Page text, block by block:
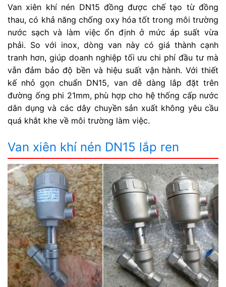
Van xiên khí nén DN15 đồng được chế tạo từ đồng
thau, có khả năng chống oxy hóa tốt trong môi trường
nước sạch và làm việc ổn định ở mức áp suất vừa
phải. So với inox, dòng van này có giá thành cạnh
tranh hơn, giúp doanh nghiệp tối ưu chi phí đầu tư mà
vẫn đảm bảo độ bền và hiệu suất vận hành.Với thiết
kế nhỏ gọn chuẩn DN15, van dễ dàng lắp đặt trên
đường ống phi 21mm, phù hợp cho hệ thống cấp nước
dân dụng và các dây chuyền sản xuất không yêu cầu
quá khắt khe về môi trường làm việc.
Van xiên khí nén DN15 lắp ren